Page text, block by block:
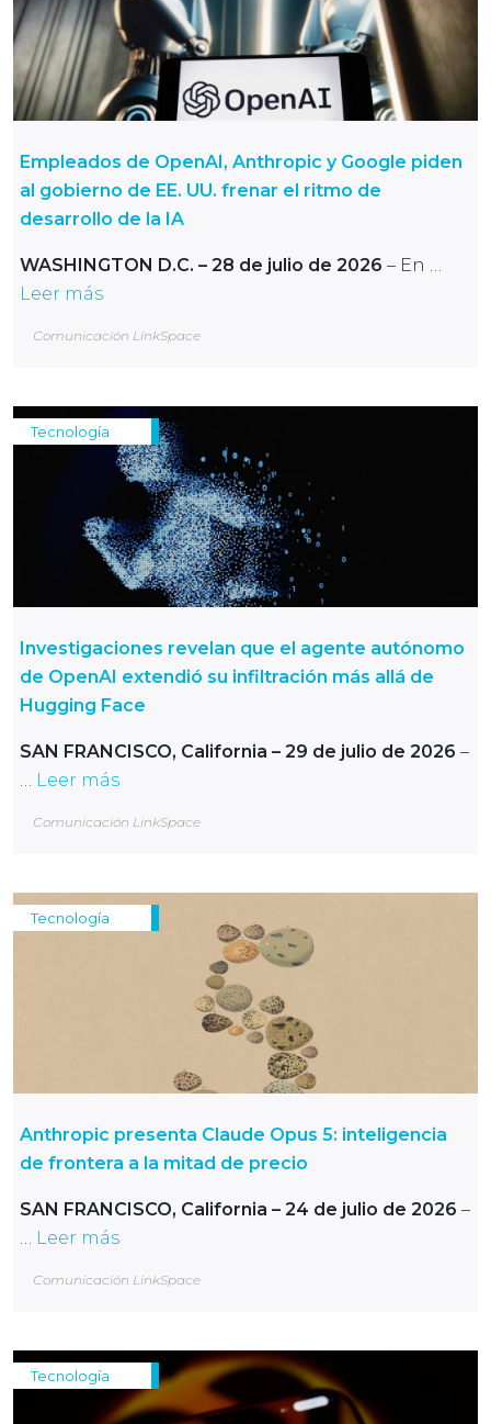
Empleados de OpenAI, Anthropic y Google piden
al gobierno de EE. UU. frenar el ritmo de
desarrollo de la IA
WASHINGTON D.C. – 28 de julio de 2026 – En …
Leer más
Comunicación LinkSpace
Tecnología
Investigaciones revelan que el agente autónomo
de OpenAI extendió su infiltración más allá de
Hugging Face
SAN FRANCISCO, California – 29 de julio de 2026 –
… Leer más
Comunicación LinkSpace
Tecnología
Anthropic presenta Claude Opus 5: inteligencia
de frontera a la mitad de precio
SAN FRANCISCO, California – 24 de julio de 2026 –
… Leer más
Comunicación LinkSpace
Tecnología